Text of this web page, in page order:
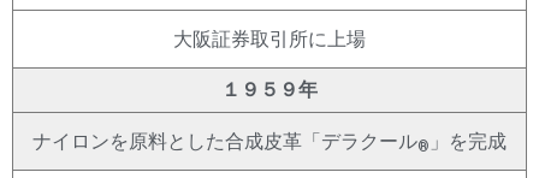
大阪証券取引所に上場
１９５９年
ナイロンを原料とした合成皮革「デラクール® 」を完成